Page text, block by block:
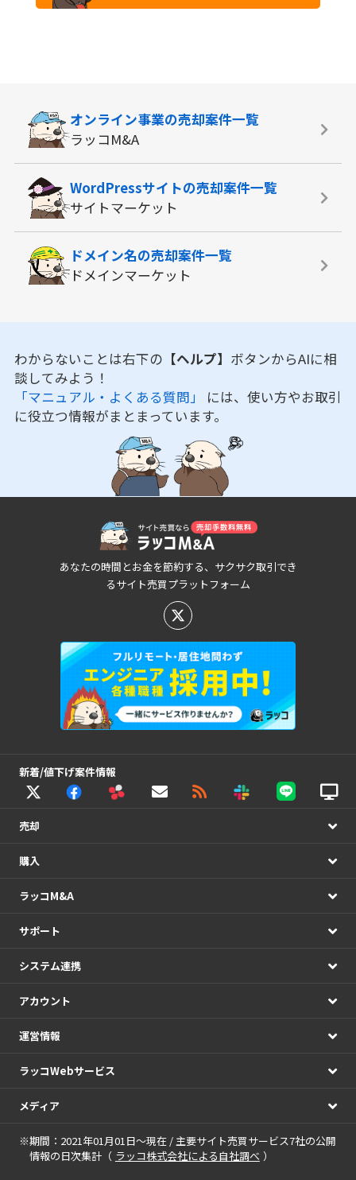
オンライン事業の売却案件一覧
ラッコM&A
WordPressサイトの売却案件一覧
サイトマーケット
ドメイン名の売却案件一覧
ドメインマーケット
わからないことは右下の 【ヘルプ】 ボタンからAIに相
談してみよう！
「マニュアル・よくある質問」 には、使い方やお取引
に役立つ情報がまとまっています。
あなたの時間とお金を節約する、サクサク取引でき
るサイト売買プラットフォーム
新着/値下げ案件情報
売却
購入
ラッコM&A
サポート
システム連携
アカウント
運営情報
ラッコWebサービス
メディア
※期間：2021年01月01日～現在 / 主要サイト売買サービス7社の公開
情報の日次集計（ ラッコ株式会社による自社調べ ）